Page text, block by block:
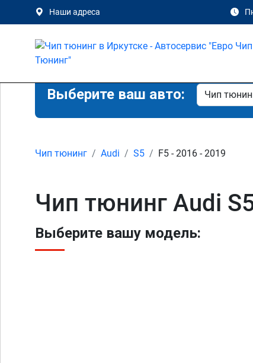
Наши адреса
Выберите ваш авто:
Чип тюнинг Audi S5 F5 - 2016 - 2019
Чип тюнинг Audi
Выберите вашу модель: